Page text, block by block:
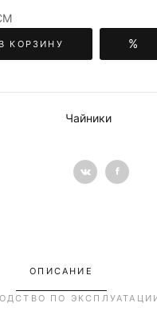
В КОРЗИНУ %
Чайники
ОПИСАНИЕ
ПО